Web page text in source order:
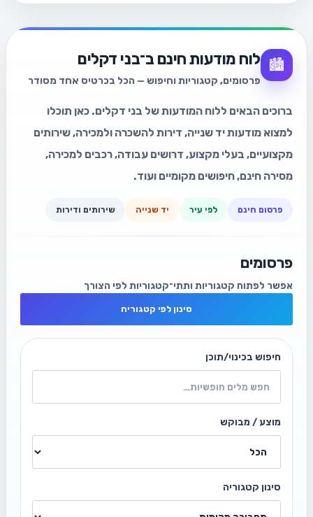
🏙️ לוח מודעות חינם ב־בני דקלים
פרסומים, קטגוריות וחיפוש — הכל בכרטיס אחד מסודר
ברוכים הבאים ללוח המודעות של בני דקלים. כאן תוכלו
למצוא מודעות יד שנייה, דירות להשכרה ולמכירה, שירותים
מקצועיים, בעלי מקצוע, דרושים עבודה, רכבים למכירה,
מסירה חינם, חיפושים מקומיים ועוד.
פרסום חינם לפי עיר יד שנייה שירותים ודירות
פרסומים
אפשר לפתוח קטגוריות ותתי־קטגוריות לפי הצורך
סינון לפי קטגוריה
חיפוש בכינוי/תוכן
מוצע / מבוקש
סינון קטגוריה